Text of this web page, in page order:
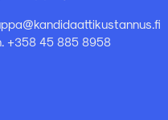
+358 45 885 8958